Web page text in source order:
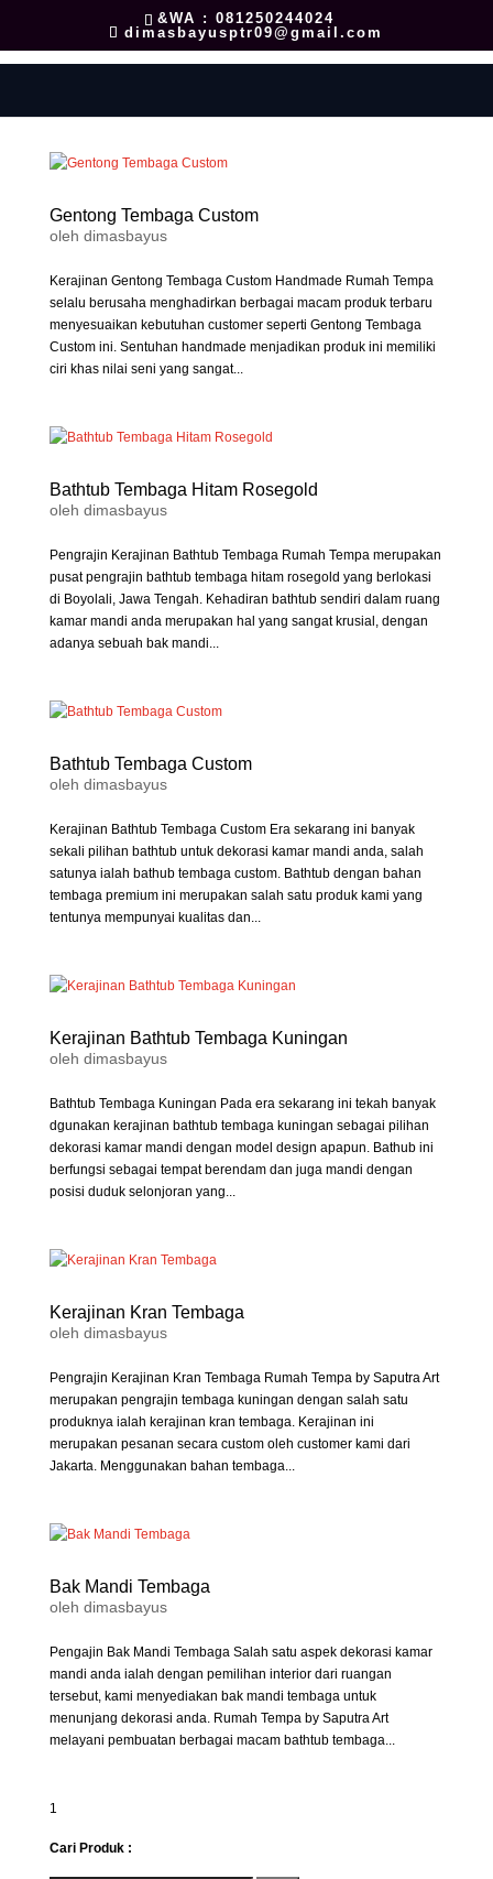
&WA : 081250244024
dimasbayusptr09@gmail.com
Gentong Tembaga Custom
oleh dimasbayus
Kerajinan Gentong Tembaga Custom Handmade Rumah Tempa
selalu berusaha menghadirkan berbagai macam produk terbaru
menyesuaikan kebutuhan customer seperti Gentong Tembaga
Custom ini. Sentuhan handmade menjadikan produk ini memiliki
ciri khas nilai seni yang sangat...
Bathtub Tembaga Hitam Rosegold
oleh dimasbayus
Pengrajin Kerajinan Bathtub Tembaga Rumah Tempa merupakan
pusat pengrajin bathtub tembaga hitam rosegold yang berlokasi
di Boyolali, Jawa Tengah. Kehadiran bathtub sendiri dalam ruang
kamar mandi anda merupakan hal yang sangat krusial, dengan
adanya sebuah bak mandi...
Bathtub Tembaga Custom
oleh dimasbayus
Kerajinan Bathtub Tembaga Custom Era sekarang ini banyak
sekali pilihan bathtub untuk dekorasi kamar mandi anda, salah
satunya ialah bathub tembaga custom. Bathtub dengan bahan
tembaga premium ini merupakan salah satu produk kami yang
tentunya mempunyai kualitas dan...
Kerajinan Bathtub Tembaga Kuningan
oleh dimasbayus
Bathtub Tembaga Kuningan Pada era sekarang ini tekah banyak
dgunakan kerajinan bathtub tembaga kuningan sebagai pilihan
dekorasi kamar mandi dengan model design apapun. Bathub ini
berfungsi sebagai tempat berendam dan juga mandi dengan
posisi duduk selonjoran yang...
Kerajinan Kran Tembaga
oleh dimasbayus
Pengrajin Kerajinan Kran Tembaga Rumah Tempa by Saputra Art
merupakan pengrajin tembaga kuningan dengan salah satu
produknya ialah kerajinan kran tembaga. Kerajinan ini
merupakan pesanan secara custom oleh customer kami dari
Jakarta. Menggunakan bahan tembaga...
Bak Mandi Tembaga
oleh dimasbayus
Pengajin Bak Mandi Tembaga Salah satu aspek dekorasi kamar
mandi anda ialah dengan pemilihan interior dari ruangan
tersebut, kami menyediakan bak mandi tembaga untuk
menunjang dekorasi anda. Rumah Tempa by Saputra Art
melayani pembuatan berbagai macam bathtub tembaga...
1
Cari Produk :